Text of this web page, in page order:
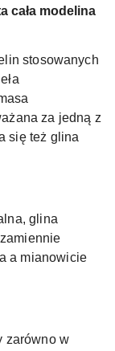
cała modelina
stosowanych
za jedną z
się też glina
glina
a mianowicie
zarówno w